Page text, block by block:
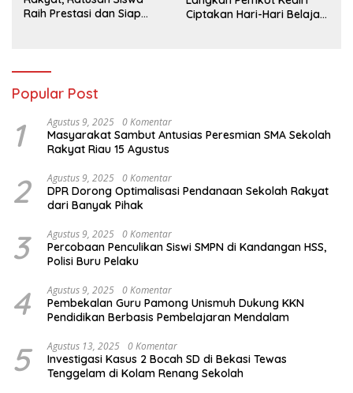
Raih Prestasi dan Siap
Ciptakan Hari-Hari Belajar
Popular Post
1 Agustus 9, 2025 0 Komentar
Masyarakat Sambut Antusias Peresmian SMA Sekolah
Rakyat Riau 15 Agustus
2 Agustus 9, 2025 0 Komentar
DPR Dorong Optimalisasi Pendanaan Sekolah Rakyat
dari Banyak Pihak
3 Agustus 9, 2025 0 Komentar
Percobaan Penculikan Siswi SMPN di Kandangan HSS,
Polisi Buru Pelaku
4 Agustus 9, 2025 0 Komentar
Pembekalan Guru Pamong Unismuh Dukung KKN
Pendidikan Berbasis Pembelajaran Mendalam
5 Agustus 13, 2025 0 Komentar
Investigasi Kasus 2 Bocah SD di Bekasi Tewas
Tenggelam di Kolam Renang Sekolah